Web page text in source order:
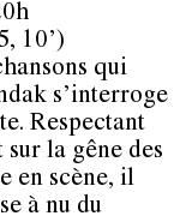
10’)
qui
s’interroge
Respectant
sur la gêne des
en scène, il
à nu du